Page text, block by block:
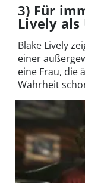
3) Für
Lively
Blake Lively
einer
eine Frau, die
Wahrheit